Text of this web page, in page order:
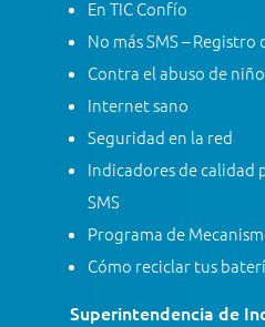
En TIC Confío
No más SMS –
Contra el abuso de
Internet sano
Seguridad en la red
Indicadores de calidad
SMS
Programa de
Cómo reciclar tus
Superintendencia de